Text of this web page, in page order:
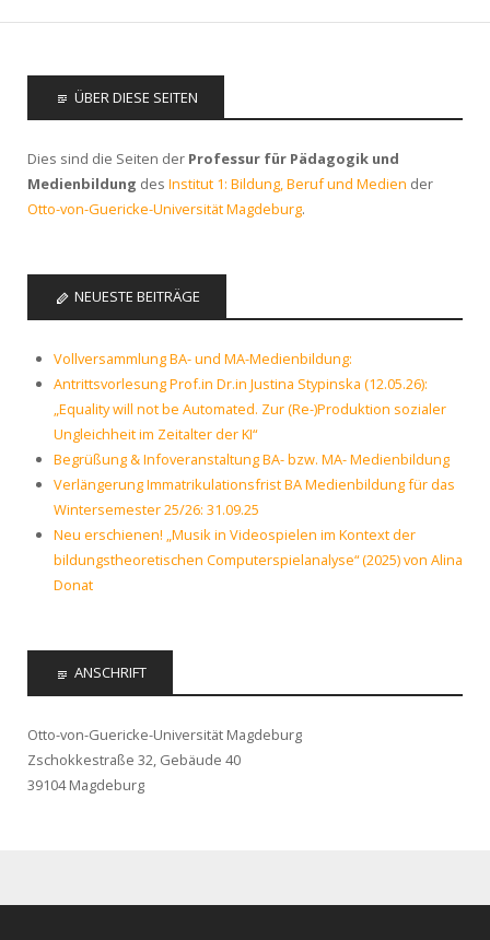
ÜBER DIESE SEITEN
Dies sind die Seiten der Professur für Pädagogik und
Medienbildung des Institut 1: Bildung, Beruf und Medien der
Otto-von-Guericke-Universität Magdeburg.
NEUESTE BEITRÄGE
Vollversammlung BA- und MA-Medienbildung:
Antrittsvorlesung Prof.in Dr.in Justina Stypinska (12.05.26):
„Equality will not be Automated. Zur (Re-)Produktion sozialer
Ungleichheit im Zeitalter der KI“
Begrüßung & Infoveranstaltung BA- bzw. MA- Medienbildung
Verlängerung Immatrikulationsfrist BA Medienbildung für das
Wintersemester 25/26: 31.09.25
Neu erschienen! „Musik in Videospielen im Kontext der
bildungstheoretischen Computerspielanalyse“ (2025) von Alina
Donat
ANSCHRIFT
Otto-von-Guericke-Universität Magdeburg
Zschokkestraße 32, Gebäude 40
39104 Magdeburg